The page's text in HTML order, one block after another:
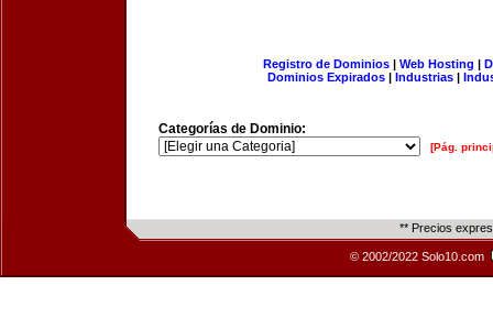
Registro de Dominios| Web Hosting |
Dominios Expirados | Industrias |
Categorías de Dominio:
[Pág.
** Precios
© 2002/2022 Solo10.com